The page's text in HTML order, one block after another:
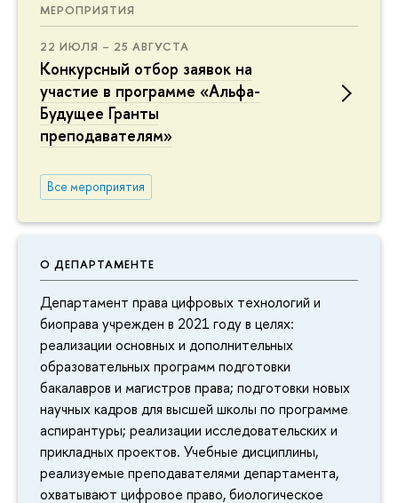
МЕРОПРИЯТИЯ
22 ИЮЛЯ – 25 АВГУСТА
Конкурсный отбор заявок на
участие в программе «Альфа-
Будущее Гранты
преподавателям»
Все мероприятия
О ДЕПАРТАМЕНТЕ
Департамент права цифровых технологий и
биоправа учрежден в 2021 году в целях:
реализации основных и дополнительных
образовательных программ подготовки
бакалавров и магистров права; подготовки новых
научных кадров для высшей школы по программе
аспирантуры; реализации исследовательских и
прикладных проектов. Учебные дисциплины,
реализуемые преподавателями департамента,
охватывают цифровое право, биологическое